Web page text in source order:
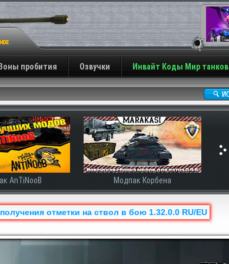
пробития Озвучки Инвайт Коды Мир танков
AnTiNooB Модпак Корбена
отметки на ствол в бою 1.32.0.0 RU/EU